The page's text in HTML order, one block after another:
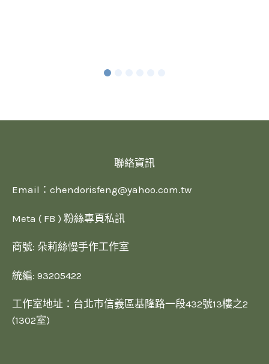
聯絡資訊
Email： chendorisfeng@yahoo.com.tw
Meta ( FB ) 粉絲專頁私訊
商號: 朵莉絲慢手作工作室
統編: 93205422
工作室地址：台北市信義區基隆路一段432號13樓之2
(1302室)